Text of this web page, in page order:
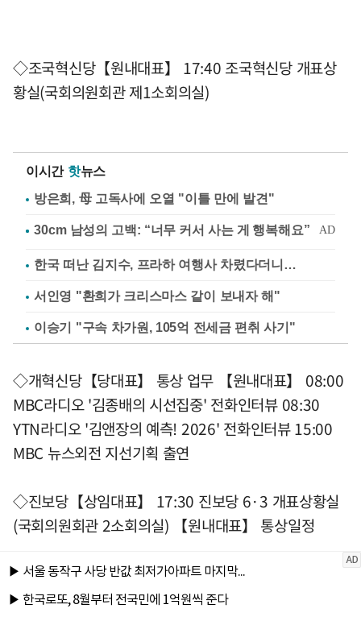
◇조국혁신당【원내대표】 17:40 조국혁신당 개표상
황실(국회의원회관 제1소회의실)
이시간 핫뉴스
방은희, 母 고독사에 오열 "이틀 만에 발견"
한국 떠난 김지수, 프라하 여행사 차렸다더니…
서인영 "환희가 크리스마스 같이 보내자 해"
이승기 "구속 차가원, 105억 전세금 편취 사기"
◇개혁신당【당대표】 통상 업무 【원내대표】 08:00
MBC라디오 '김종배의 시선집중' 전화인터뷰 08:30
YTN라디오 '김앤장의 예측! 2026' 전화인터뷰 15:00
MBC 뉴스외전 지선기획 출연
◇진보당【상임대표】 17:30 진보당 6·3 개표상황실
(국회의원회관 2소회의실) 【원내대표】 통상일정